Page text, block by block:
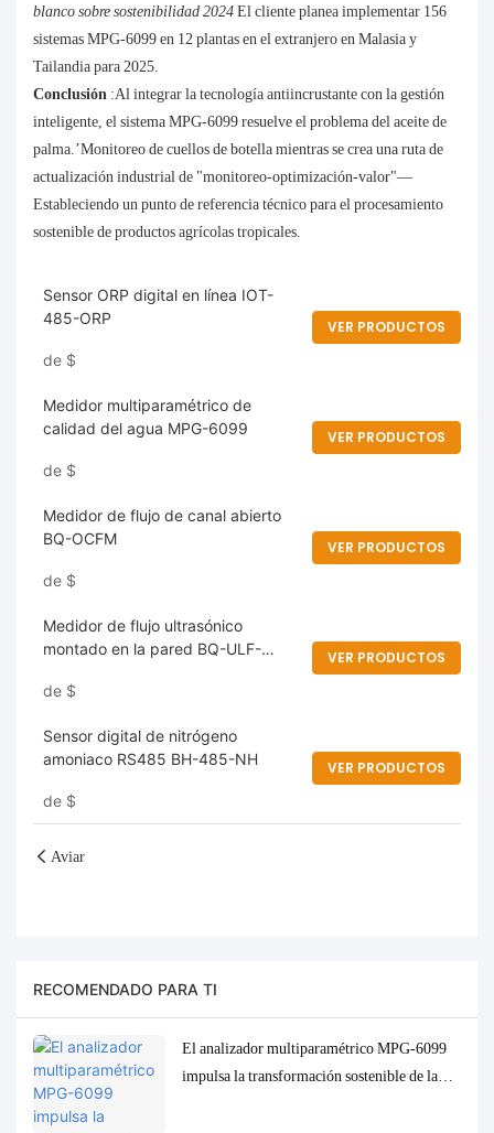
blanco sobre sostenibilidad 2024El cliente planea implementar 156
sistemas MPG-6099 en 12 plantas en el extranjero en Malasia y
Tailandia para 2025.
Conclusión :Al integrar la tecnología antiincrustante con la gestión
inteligente, el sistema MPG-6099 resuelve el problema del aceite de
palma.’Monitoreo de cuellos de botella mientras se crea una ruta de
actualización industrial de "monitoreo-optimización-valor"—
Estableciendo un punto de referencia técnico para el procesamiento
sostenible de productos agrícolas tropicales.
Sensor ORP digital en línea IOT-
485-ORP
de $
VER PRODUCTOS
Medidor multiparamétrico de
calidad del agua MPG-6099
de $
VER PRODUCTOS
Medidor de flujo de canal abierto
BQ-OCFM
de $
VER PRODUCTOS
Medidor de flujo ultrasónico
montado en la pared BQ-ULF-
de $
VER PRODUCTOS
Sensor digital de nitrógeno
amoniaco RS485 BH-485-NH
de $
VER PRODUCTOS
Aviar
RECOMENDADO PARA TI
El analizador multiparamétrico MPG-6099
impulsa la transformación sostenible de la